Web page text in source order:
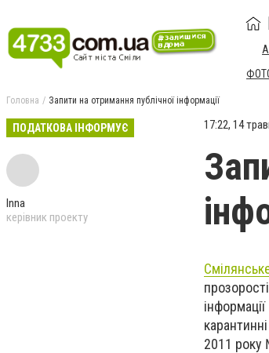
Головна Запити на отримання публічної інформації
ПОДАТКОВА ІНФОРМУЄ
Inna
керівник проекту
17:22, 14
2011 року